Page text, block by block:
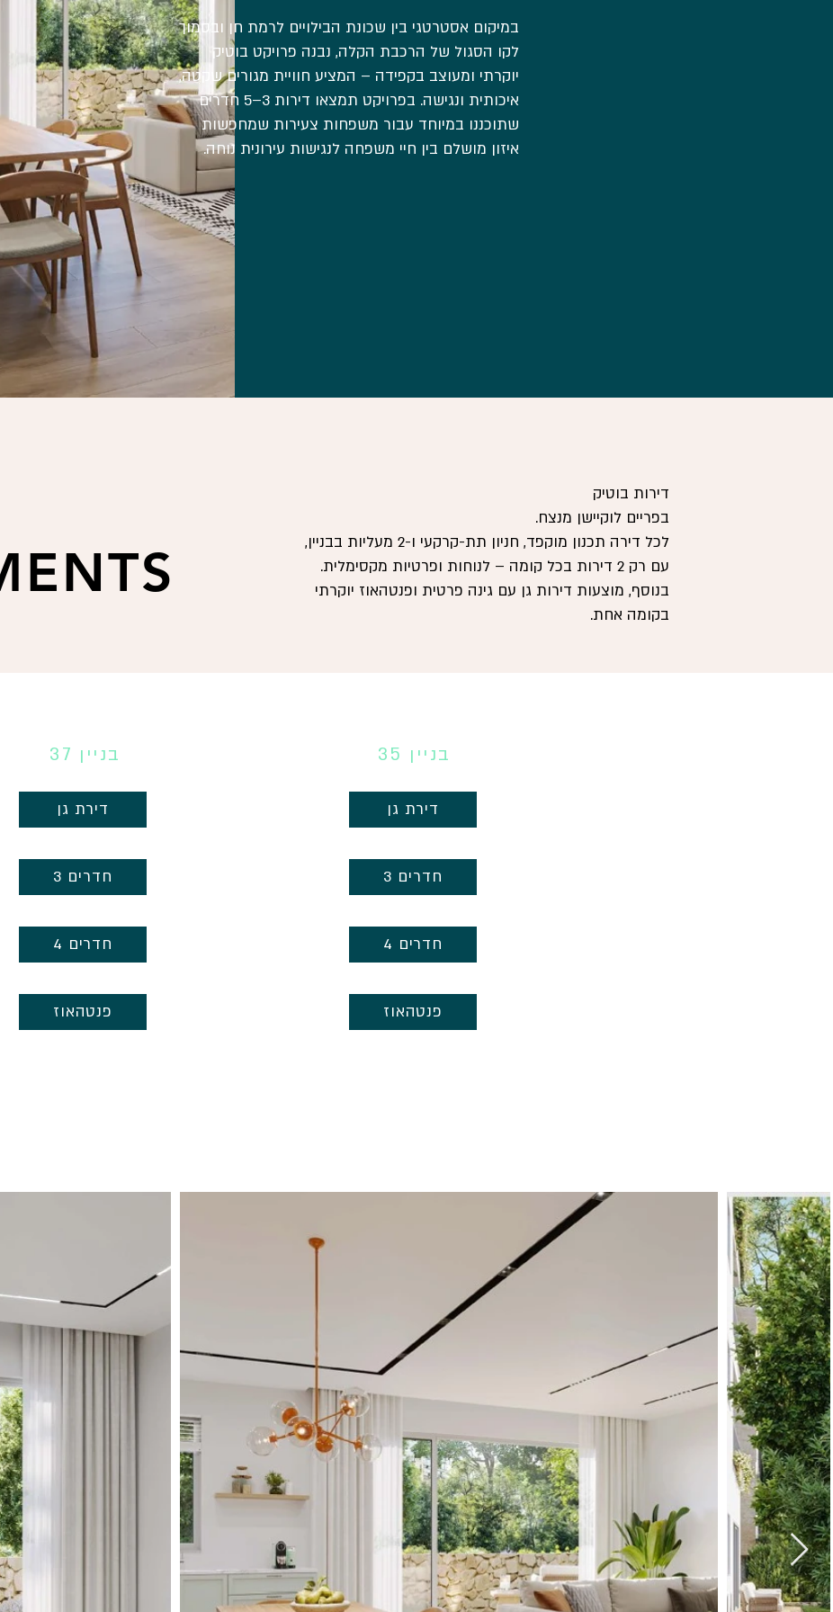
במיקום אסטרטגי בין שכונת הבילויים לרמת חן ובסמוך
לקו הסגול של הרכבת הקלה, נבנה פרויקט בוטיק
יוקרתי ומעוצב בקפידה – המציע חוויית מגורים שקטה,
איכותית ונגישה. בפרויקט תמצאו דירות 3–5 חדרים
שתוכננו במיוחד עבור משפחות צעירות שמחפשות
איזון מושלם בין חיי משפחה לנגישות עירונית נוחה.
דירות בוטיק
בפריים לוקיישן מנצח.
לכל דירה תכנון מוקפד, חניון תת-קרקעי ו-2 מעליות בבניין,
עם רק 2 דירות בכל קומה – לנוחות ופרטיות מקסימלית.
בנוסף, מוצעות דירות גן עם גינה פרטית ופנטהאוז יוקרתי
בקומה אחת.
בניין 37
דירת גן
3 חדרים
4 חדרים
פנטהאוז
בניין 35
דירת גן
3 חדרים
4 חדרים
פנטהאוז